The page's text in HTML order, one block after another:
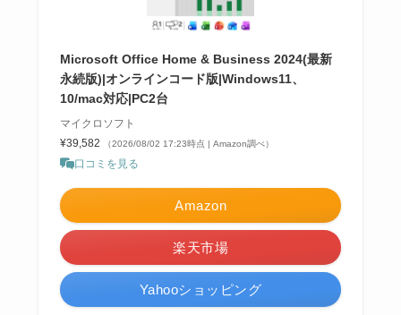
Microsoft Office Home & Business 2024(最新
永続版)|オンラインコード版|Windows11、
10/mac対応|PC2台
マイクロソフト
¥39,582
（2026/08/02 17:23時点 | Amazon調べ）
口コミを見る
Amazon
楽天市場
Yahooショッピング